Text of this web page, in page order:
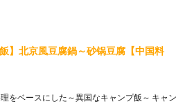
飯】北京風豆腐鍋～砂锅豆腐【中国料
をベースにした～異国なキャンプ飯～ キャン